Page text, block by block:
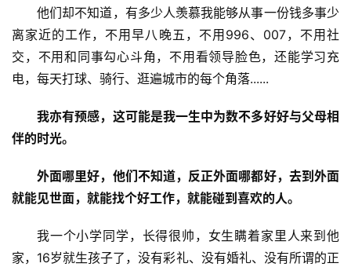
登录 注册
他们却不知道，有多少人羡慕我能够从事一份钱多事少
离家近的工作，不用早八晚五，不用996、007，不用社
交，不用和同事勾心斗角，不用看领导脸色，还能学习充
电，每天打球、骑行、逛遍城市的每个角落......
我亦有预感，这可能是我一生中为数不多好好与父母相
伴的时光。
外面哪里好，他们不知道，反正外面哪都好，去到外面
就能见世面，就能找个好工作，就能碰到喜欢的人。
我一个小学同学，长得很帅，女生瞒着家里人来到他
家，16岁就生孩子了，没有彩礼、没有婚礼、没有所谓的正